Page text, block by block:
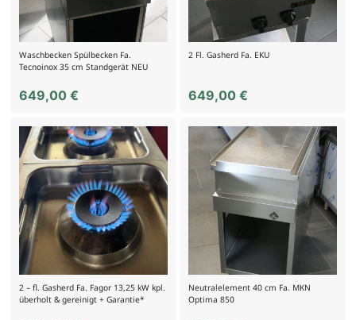
Waschbecken Spülbecken Fa.
Tecnoinox 35 cm Standgerät NEU
649,00 €
2 Fl. Gasherd Fa. EKU
649,00€
2 – fl. Gasherd Fa. Fagor 13,25 kW kpl.
überholt & gereinigt + Garantie*
Neutralelement 40 cm Fa. MKN
Optima 850